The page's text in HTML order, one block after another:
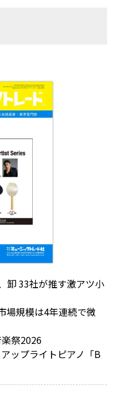
卸 33社が推す激アツ小
場規模は4年連続で微
祭2026
ップライトピアノ「B